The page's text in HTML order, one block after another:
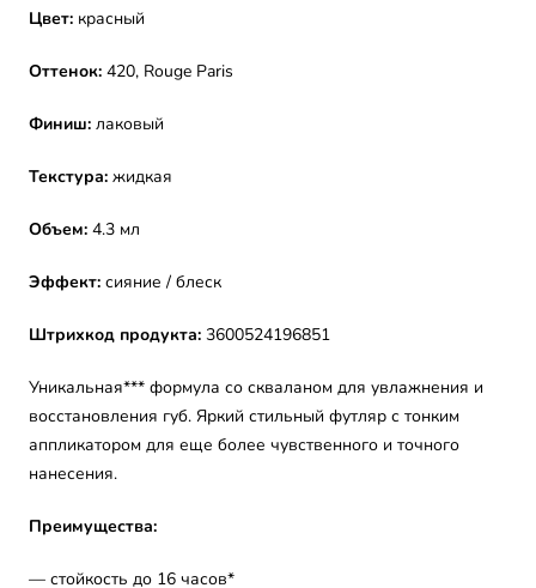
Цвет: красный
Оттенок: 420, Rouge Paris
Финиш: лаковый
Текстура: жидкая
Объем: 4.3 мл
Эффект: сияние / блеск
Штрихкод продукта: 3600524196851
Уникальная*** формула со скваланом для увлажнения и
восстановления губ. Яркий стильный футляр с тонким
аппликатором для еще более чувственного и точного
нанесения.
Преимущества:
— стойкость до 16 часов*